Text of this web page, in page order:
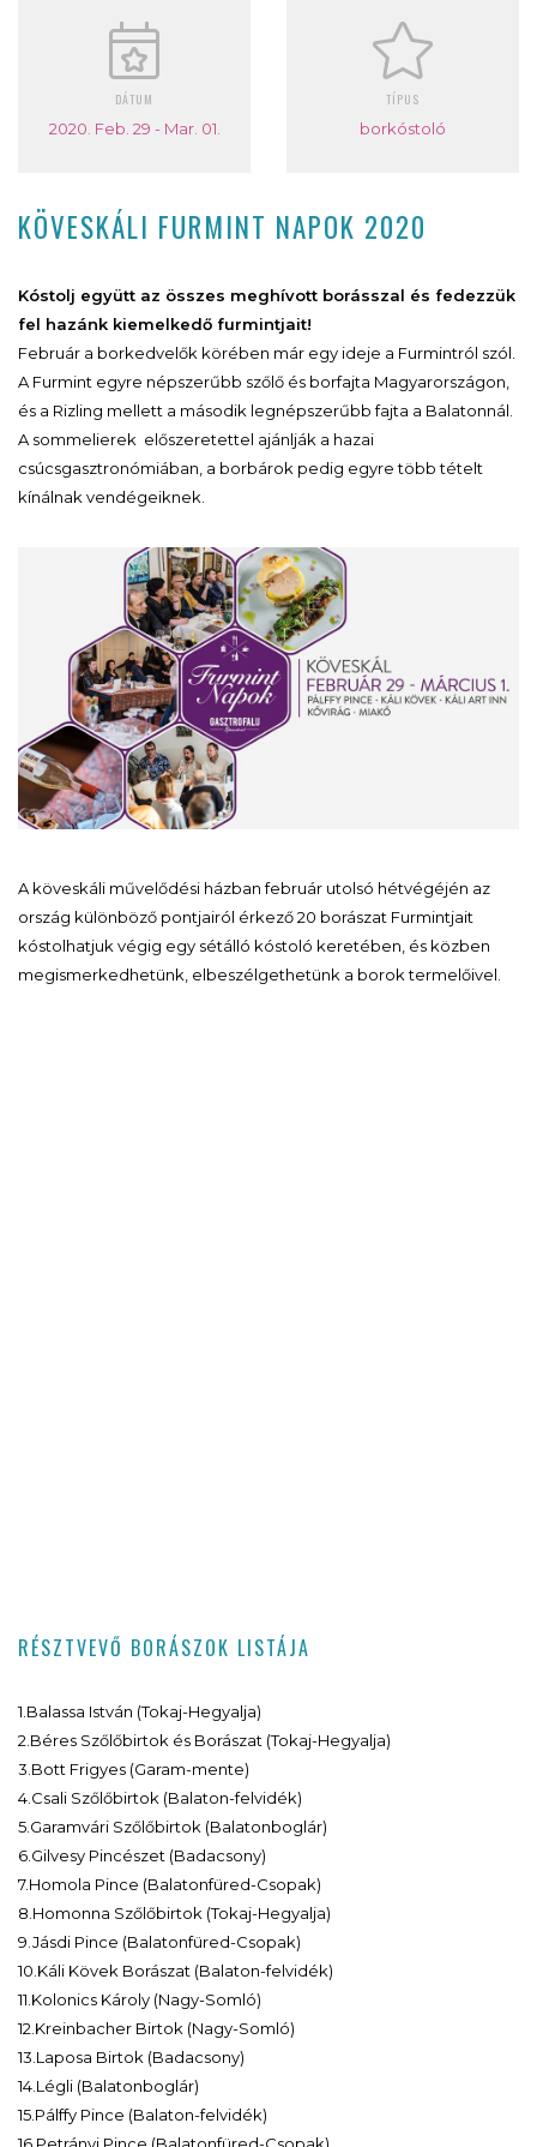
DÁTUM
2020. Feb. 29 - Mar. 01.
TÍPUS
borkóstoló
KÖVESKÁLI FURMINT NAPOK 2020
Kóstolj együtt az összes meghívott borásszal és fedezzük
fel hazánk kiemelkedő furmintjait!
Február a borkedvelők körében már egy ideje a Furmintról szól.
A Furmint egyre népszerűbb szőlő és borfajta Magyarországon,
és a Rizling mellett a második legnépszerűbb fajta a Balatonnál.
A sommelierek előszeretettel ajánlják a hazai
csúcsgasztronómiában, a borbárok pedig egyre több tételt
kínálnak vendégeiknek.
A köveskáli művelődési házban február utolsó hétvégéjén az
ország különböző pontjairól érkező 20 borászat Furmintjait
kóstolhatjuk végig egy sétálló kóstoló keretében, és közben
megismerkedhetünk, elbeszélgethetünk a borok termelőivel.
RÉSZTVEVŐ BORÁSZOK LISTÁJA
1.Balassa István (Tokaj-Hegyalja)
2.Béres Szőlőbirtok és Borászat (Tokaj-Hegyalja)
3.Bott Frigyes (Garam-mente)
4.Csali Szőlőbirtok (Balaton-felvidék)
5.Garamvári Szőlőbirtok (Balatonboglár)
6.Gilvesy Pincészet (Badacsony)
7.Homola Pince (Balatonfüred-Csopak)
8.Homonna Szőlőbirtok (Tokaj-Hegyalja)
9.Jásdi Pince (Balatonfüred-Csopak)
10.Káli Kövek Borászat (Balaton-felvidék)
11.Kolonics Károly (Nagy-Somló)
12.Kreinbacher Birtok (Nagy-Somló)
13.Laposa Birtok (Badacsony)
14.Légli (Balatonboglár)
15.Pálffy Pince (Balaton-felvidék)
16.Petrányi Pince (Balatonfüred-Csopak)